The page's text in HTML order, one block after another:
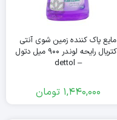
مایع پاک کننده زمین شوی آنتی
باکتریال رایحه لوندر ۹۰۰ میل دتول
– dettol
1,440,000 تومان